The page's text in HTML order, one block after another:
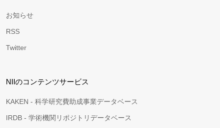
お知らせ
RSS
Twitter
NIIのコンテンツサービス
KAKEN - 科学研究費助成事業データベース
IRDB - 学術機関リポジトリデータベース